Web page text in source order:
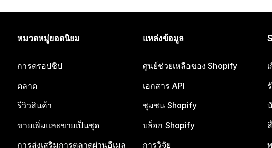
หมวดหมู่ยอดนิยม
การดรอปชิป
ตลาด
รีวิวสินค้า
ขายเพิ่มและขายเป็นชุด
การส่งเสริมการตลาดผ่านอีเมล
แหล่งข้อมูล
ศูนย์ช่วยเหลือของ Shopify
เอกสาร API
ชุมชน Shopify
บล็อก Shopify
การวิจัย